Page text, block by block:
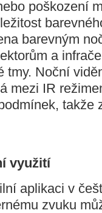
poškození
barevným
a
tmy. Noční
mezi IR
takže
využití
aplikaci v
zvuku